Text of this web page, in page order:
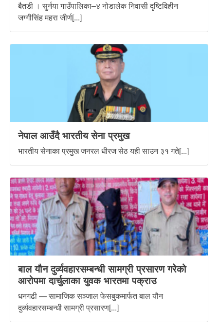
बैतडी । सुर्नया गाउँपालिका–४ नोडालेक निवासी दृष्टिविहीन
जग्गीसिंह महरा जीर्ण[...]
नेपाल आउँदै भारतीय सेना प्रमुख
भारतीय सेनाका प्रमुख जनरल धीरज सेठ यही साउन ३१ गते[...]
बाल यौन दुर्व्यवहारसम्बन्धी सामग्री प्रसारण गरेको
आरोपमा दार्चुलाका युवक भारतमा पक्राउ
धनगढी — सामाजिक सञ्जाल फेसबुकमार्फत बाल यौन
दुर्व्यवहारसम्बन्धी सामग्री प्रसारण[...]